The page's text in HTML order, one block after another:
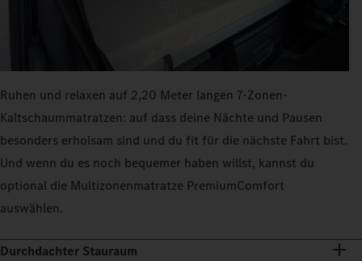
Ruhen und relaxen auf 2,20 Meter langen 7‑Zonen-
Kaltschaummatratzen: auf dass deine Nächte und Pausen
besonders erholsam sind und du fit für die nächste Fahrt bist.
Und wenn du es noch bequemer haben willst, kannst du
optional die Multizonenmatratze PremiumComfort
auswählen.
Durchdachter Stauraum